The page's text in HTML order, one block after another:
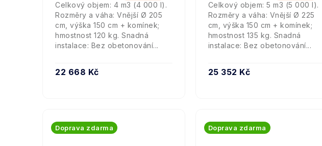
22 668 Kč
Celkový objem: 4 m3 (4 000 l).
Rozměry a váha: Vnější Ø 205
cm, výška 150 cm + komínek;
hmostnost 120 kg. Snadná
instalace: Bez obetonování...
25 352 Kč
Celkový objem: 5 m3 (5 000 l).
Rozměry a váha: Vnější Ø 225
cm, výška 150 cm + komínek;
hmostnost 135 kg. Snadná
instalace: Bez obetonování...
Doprava zdarma Doprava zdarma